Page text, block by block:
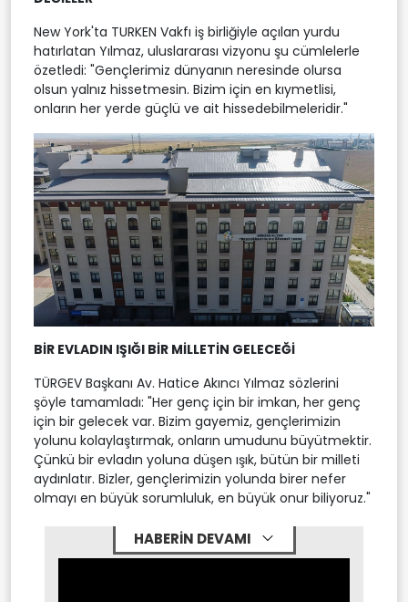
New York'ta TURKEN Vakfı iş birliğiyle açılan yurdu
hatırlatan Yılmaz, uluslararası vizyonu şu cümlelerle
özetledi: "Gençlerimiz dünyanın neresinde olursa
olsun yalnız hissetmesin. Bizim için en kıymetlisi,
onların her yerde güçlü ve ait hissedebilmeleridir."
BİR EVLADIN IŞIĞI BİR MİLLETİN GELECEĞİ
TÜRGEV Başkanı Av. Hatice Akıncı Yılmaz sözlerini
şöyle tamamladı: "Her genç için bir imkan, her genç
için bir gelecek var. Bizim gayemiz, gençlerimizin
yolunu kolaylaştırmak, onların umudunu büyütmektir.
Çünkü bir evladın yoluna düşen ışık, bütün bir milleti
aydınlatır. Bizler, gençlerimizin yolunda birer nefer
olmayı en büyük sorumluluk, en büyük onur biliyoruz."
HABERİN DEVAMI